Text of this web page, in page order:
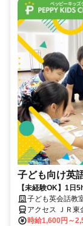
子ども向け英
【未経験OK】1日
(夫)/学生も活躍中！
子ども英会話教
アクセス ＪＲ東
徒歩約8分 JR総
時給1,600円～